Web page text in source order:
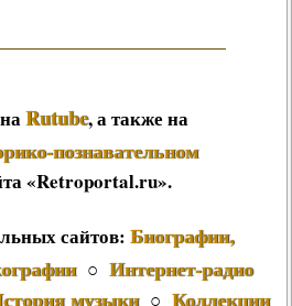
Rutube, а также на
познавательном
«Retroportal.ru».
сайтов: Биографии,
○ Интернет-радио
музыки○ Коллекции